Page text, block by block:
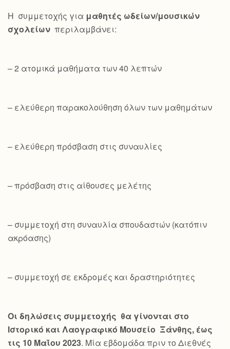
Η συμμετοχής για μαθητές ωδείων/μουσικών
σχολείων περιλαμβάνει:
– 2 ατομικά μαθήματα των 40 λεπτών
– ελεύθερη παρακολούθηση όλων των μαθημάτων
– ελεύθερη πρόσβαση στις συναυλίες
– πρόσβαση στις αίθουσες μελέτης
– συμμετοχή στη συναυλία σπουδαστών (κατόπιν
ακρόασης)
– συμμετοχή σε εκδρομές και δραστηριότητες
Οι δηλώσεις συμμετοχής θα γίνονται στο
Ιστορικό και Λαογραφικό Μουσείο Ξάνθης, έως
τις 10 Μαΐου 2023. Μία εβδομάδα πριν το Διεθνές